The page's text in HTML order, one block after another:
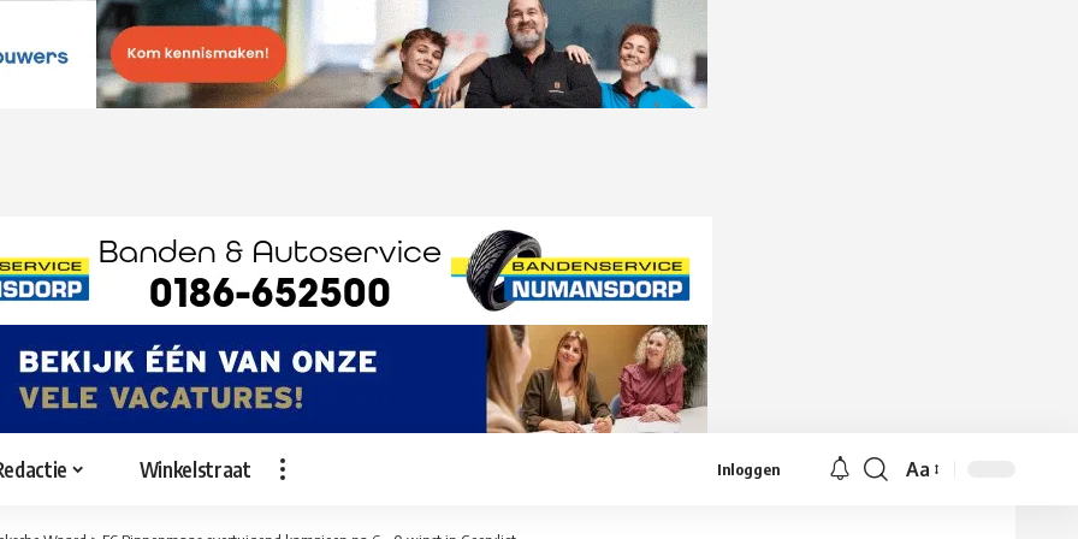
Winkelstraat Inloggen
Lettergrootte
Aa